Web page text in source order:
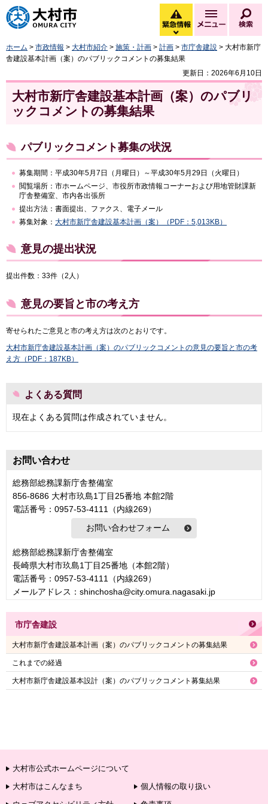
大村市
緊急情報
緊急情報を開く
メニュー
ホーム > 市政情報 > 大村市紹介 > 施策・計画 > 計画 > 市庁舎建設 > 大村市新庁
舎建設基本計画（案）のパブリックコメントの募集結果
更新日：2026年6月10日
大村市新庁舎建設基本計画（案）のパブリ
ックコメントの募集結果
パブリックコメント募集の状況
募集期間：平成30年5月7日（月曜日）～平成30年5月29日（火曜日）
閲覧場所：市ホームページ、市役所市政情報コーナーおよび用地管財課新
庁舎整備室、市内各出張所
提出方法：書面提出、ファクス、電子メール
募集対象： 大村市新庁舎建設基本計画（案）（PDF：5,013KB）
意見の提出状況
提出件数：33件（2人）
意見の要旨と市の考え方
寄せられたご意見と市の考え方は次のとおりです。
大村市新庁舎建設基本計画（案）のパブリックコメントの意見の要旨と市の考
え方（PDF：187KB）
よくある質問
現在よくある質問は作成されていません。
お問い合わせ
総務部総務課新庁舎整備室
856-8686 大村市玖島1丁目25番地 本館2階
電話番号：0957-53-4111（内線269）
総務部総務課新庁舎整備室
長崎県大村市玖島1丁目25番地（本館2階）
電話番号：0957-53-4111（内線269）
メールアドレス：shinchosha@city.omura.nagasaki.jp
市庁舎建設
大村市新庁舎建設基本計画（案）のパブリックコメントの募集結果
これまでの経過
大村市新庁舎建設基本設計（案）のパブリックコメント募集結果
大村市公式ホームページについて
大村市はこんなまち
個人情報の取り扱い